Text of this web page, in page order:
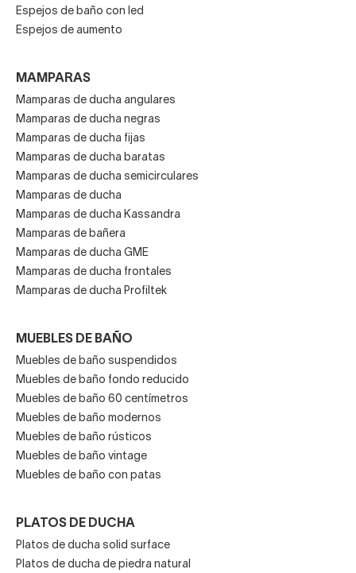
Las series de grifos más relevantes
destacadas del nuevo catálogo de Lluvibath. Son grifos
muy modernos y minimalistas, de acción monomando y
calidad accesibles para el cliente medio.
Espejos de baño con led
Espejos de aumento
MAMPARAS
Mamparas de ducha angulares
Mamparas de ducha negras
Mamparas de ducha fijas
Mamparas de ducha baratas
Mamparas de ducha semicirculares
Mamparas de ducha
Mamparas de ducha Kassandra
Mamparas de bañera
Mamparas de ducha GME
Mamparas de ducha frontales
Mamparas de ducha Profiltek
MUEBLES DE BAÑO
Muebles de baño suspendidos
Muebles de baño fondo reducido
Muebles de baño 60 centímetros
Muebles de baño modernos
Muebles de baño rústicos
Muebles de baño vintage
Muebles de baño con patas
PLATOS DE DUCHA
Platos de ducha solid surface
Platos de ducha de piedra natural